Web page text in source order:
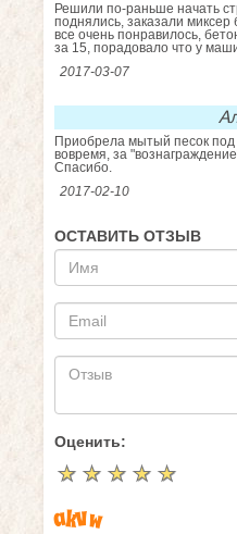
Решили по-раньше начать
поднялись, заказали
все очень понравилось,
за 15, порадовало что у
2017-03-07
Приобрела мытый песок под
вовремя, за
Спасибо.
2017-02-10
ОСТАВИТЬ ОТЗЫВ
Оценить:
☆ ☆ ☆ ☆ ☆
★ ★ ★ ★ ★